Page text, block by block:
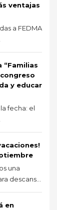
ventajas
a FEDMA
“Familias
y educar
fecha: el
una
descans...
en